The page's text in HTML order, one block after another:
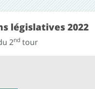
législatives 2022
2nd tour